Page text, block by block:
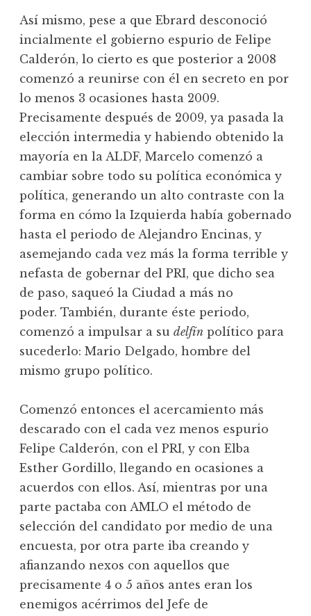
Así mismo, pese a que Ebrard desconoció
incialmente el gobierno espurio de Felipe
Calderón, lo cierto es que posterior a 2008
comenzó a reunirse con él en secreto en por
lo menos 3 ocasiones hasta 2009.
Precisamente después de 2009, ya pasada la
elección intermedia y habiendo obtenido la
mayoría en la ALDF, Marcelo comenzó a
cambiar sobre todo su política económica y
política, generando un alto contraste con la
forma en cómo la Izquierda había gobernado
hasta el periodo de Alejandro Encinas, y
asemejando cada vez más la forma terrible y
nefasta de gobernar del PRI, que dicho sea
de paso, saqueó la Ciudad a más no
poder. También, durante éste periodo,
comenzó a impulsar a su delfín político para
sucederlo: Mario Delgado, hombre del
mismo grupo político.
Comenzó entonces el acercamiento más
descarado con el cada vez menos espurio
Felipe Calderón, con el PRI, y con Elba
Esther Gordillo, llegando en ocasiones a
acuerdos con ellos. Así, mientras por una
parte pactaba con AMLO el método de
selección del candidato por medio de una
encuesta, por otra parte iba creando y
afianzando nexos con aquellos que
precisamente 4 o 5 años antes eran los
enemigos acérrimos del Jefe de